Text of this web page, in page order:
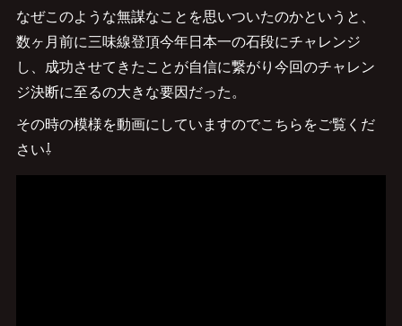
なぜこのような無謀なことを思いついたのかというと、
数ヶ月前に三味線登頂今年日本一の石段にチャレンジ
し、成功させてきたことが自信に繋がり今回のチャレン
ジ決断に至るの大きな要因だった。
その時の模様を動画にしていますのでこちらをご覧くだ
さい⇩